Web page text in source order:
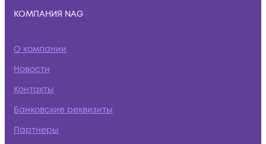
КОМПАНИЯ NAG
О компании
Новости
Контакты
Банковские реквизиты
Партнеры